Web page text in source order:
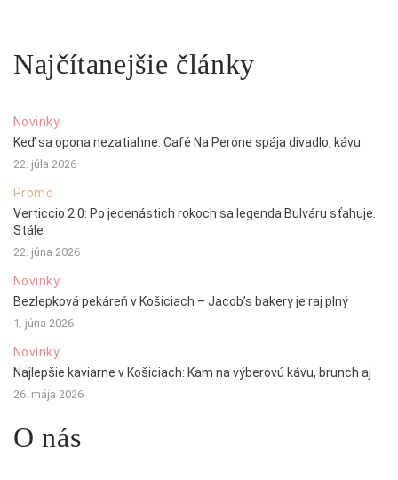
Najčítanejšie články
Novinky
Keď sa opona nezatiahne: Café Na Peróne spája divadlo, kávu
22. júla 2026
Promo
Verticcio 2.0: Po jedenástich rokoch sa legenda Bulváru sťahuje.
Stále
22. júna 2026
Novinky
Bezlepková pekáreň v Košiciach – Jacob’s bakery je raj plný
1. júna 2026
Novinky
Najlepšie kaviarne v Košiciach: Kam na výberovú kávu, brunch aj
26. mája 2026
O nás